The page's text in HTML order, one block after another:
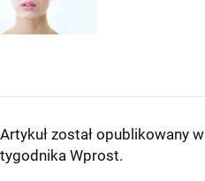
Artykuł został opublikowany w
tygodnika Wprost.